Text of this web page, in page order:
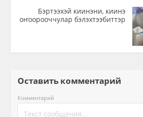
Бэртээхэй киинэни, киинэ
оҥоорооччулар бэлэхтээбиттэр
Оставить комментарий
Комментарий